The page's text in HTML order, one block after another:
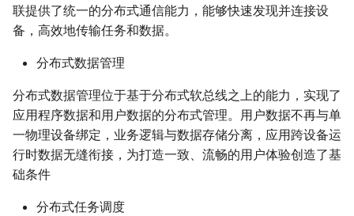
联提供了统一的分布式通信能力，能够快速发现并连接设
备，高效地传输任务和数据。
分布式数据管理
分布式数据管理位于基于分布式软总线之上的能力，实现了
应用程序数据和用户数据的分布式管理。用户数据不再与单
一物理设备绑定，业务逻辑与数据存储分离，应用跨设备运
行时数据无缝衔接，为打造一致、流畅的用户体验创造了基
础条件
分布式任务调度